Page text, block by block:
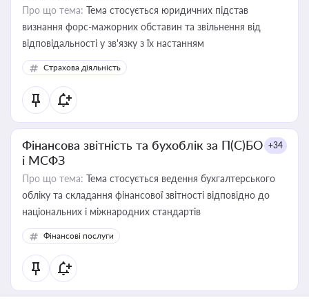
Про що тема: Тема стосується юридичних підстав
визнання форс-мажорних обставин та звільнення від
відповідальності у зв'язку з їх настанням
Страхова діяльність
Фінансова звітність та бухоблік за П(С)БО
і МСФЗ
+34
Про що тема: Тема стосується ведення бухгалтерського
обліку та складання фінансової звітності відповідно до
національних і міжнародних стандартів
Фінансові послуги